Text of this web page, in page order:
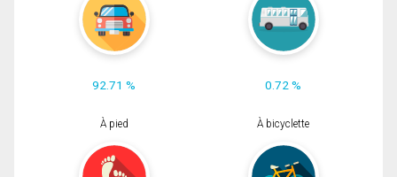
92.71 % 0.72 %
À pied À bicyclette